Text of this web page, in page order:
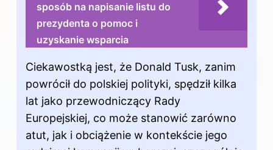
sposób na napisanie listu do
prezydenta o pomoc i
uzyskanie wsparcia
Ciekawostką jest, że Donald Tusk, zanim
powrócił do polskiej polityki, spędził kilka
lat jako przewodniczący Rady
Europejskiej, co może stanowić zarówno
atut, jak i obciążenie w kontekście jego